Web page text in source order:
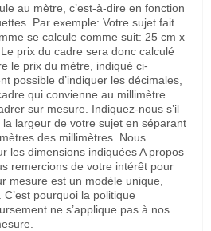
au mètre, c’est-à-dire en fonction
Par exemple: Votre sujet fait
se calcule comme suit: 25 cm x
prix du cadre sera donc calculé
le prix du mètre, indiqué ci-
possible d’indiquer les décimales,
qui convienne au millimètre
sur mesure. Indiquez-nous s’il
largeur de votre sujet en séparant
des millimètres. Nous
les dimensions indiquées A propos
remercions de votre intérêt pour
mesure est un modèle unique,
pourquoi la politique
ne s’applique pas à nos